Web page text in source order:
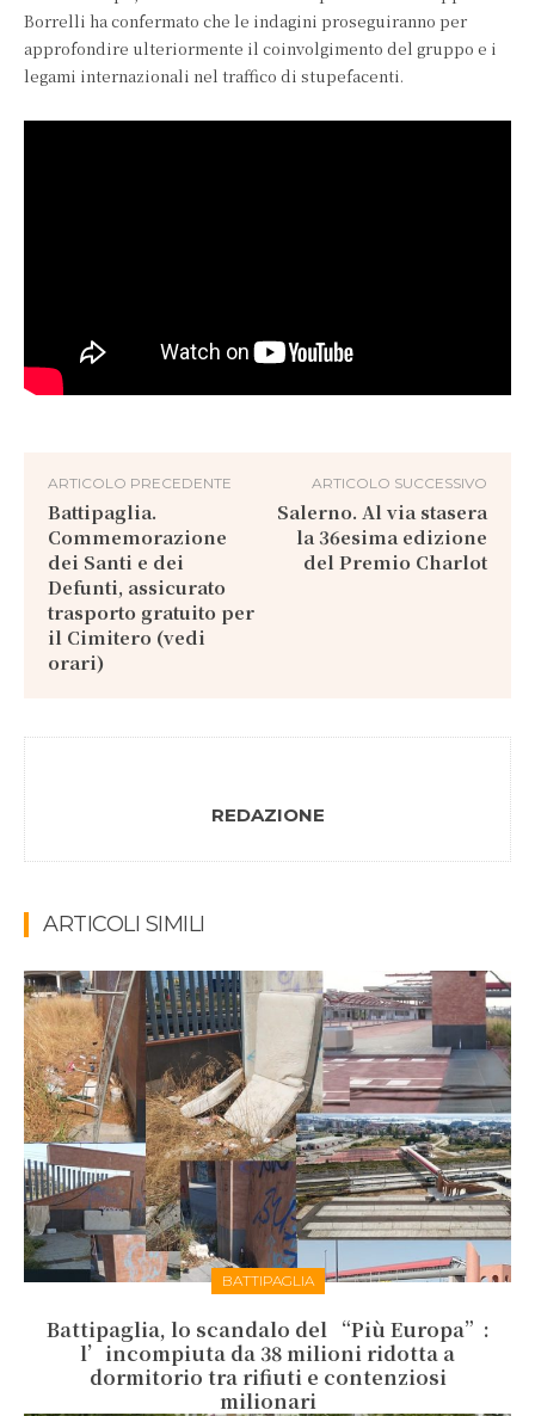
Borrelli ha confermato che le indagini proseguiranno per
approfondire ulteriormente il coinvolgimento del gruppo e i
legami internazionali nel traffico di stupefacenti.
ARTICOLO PRECEDENTE
Battipaglia.
Commemorazione
dei Santi e dei
Defunti, assicurato
trasporto gratuito per
il Cimitero (vedi
orari)
ARTICOLO SUCCESSIVO
Salerno. Al via stasera
la 36esima edizione
del Premio Charlot
REDAZIONE
ARTICOLI SIMILI
BATTIPAGLIA
Battipaglia, lo scandalo del “Più Europa”:
l’incompiuta da 38 milioni ridotta a
dormitorio tra rifiuti e contenziosi
milionari